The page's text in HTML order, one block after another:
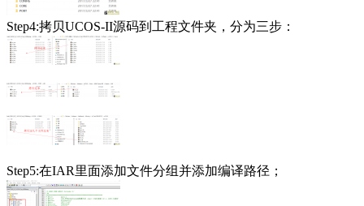
Step4:拷贝UCOS-II源码到工程文件夹，分为三步：
Step5:在IAR里面添加文件分组并添加编译路径；